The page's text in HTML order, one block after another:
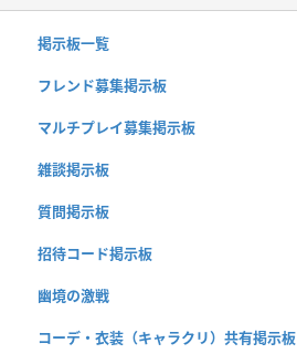
掲示板一覧
フレンド募集掲示板
マルチプレイ募集掲示板
雑談掲示板
質問掲示板
招待コード掲示板
幽境の激戦
コーデ・衣装（キャラクリ）共有掲示板